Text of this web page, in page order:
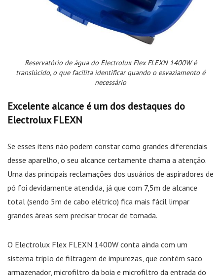
Reservatório de água do Electrolux Flex FLEXN 1400W é
translúcido, o que facilita identificar quando o esvaziamento é
necessário
Excelente alcance é um dos destaques do
Electrolux FLEXN
Se esses itens não podem constar como grandes diferenciais
desse aparelho, o seu alcance certamente chama a atenção.
Uma das principais reclamações dos usuários de aspiradores de
pó foi devidamente atendida, já que com 7,5m de alcance
total (sendo 5m de cabo elétrico) fica mais fácil limpar
grandes áreas sem precisar trocar de tomada.
O Electrolux Flex FLEXN 1400W conta ainda com um
sistema triplo de filtragem de impurezas, que contém saco
armazenador, microfiltro da boia e microfiltro da entrada do